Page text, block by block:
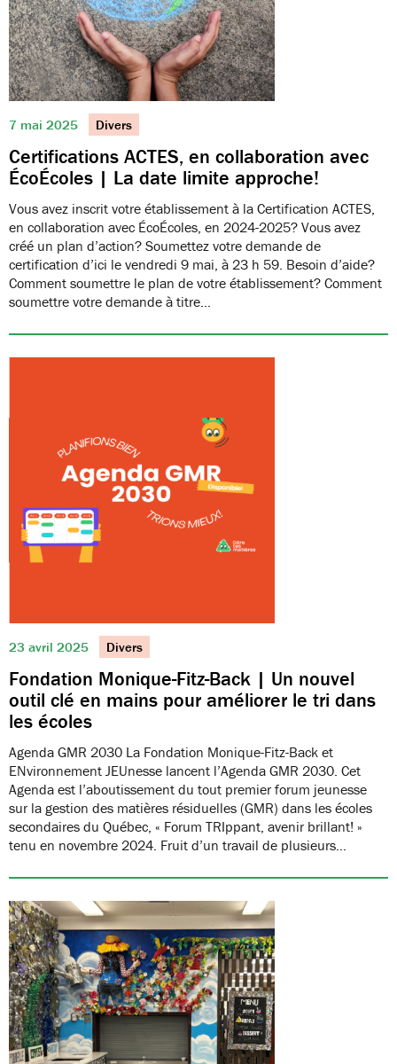
7 mai 2025 Divers
Certifications ACTES, en collaboration avec
ÉcoÉcoles | La date limite approche!
Vous avez inscrit votre établissement à la Certification ACTES,
en collaboration avec ÉcoÉcoles, en 2024-2025? Vous avez
créé un plan d’action? Soumettez votre demande de
certification d’ici le vendredi 9 mai, à 23 h 59. Besoin d’aide?
Comment soumettre le plan de votre établissement? Comment
soumettre votre demande à titre…
23 avril 2025 Divers
Fondation Monique-Fitz-Back | Un nouvel
outil clé en mains pour améliorer le tri dans
les écoles
Agenda GMR 2030 La Fondation Monique-Fitz-Back et
ENvironnement JEUnesse lancent l’Agenda GMR 2030. Cet
Agenda est l’aboutissement du tout premier forum jeunesse
sur la gestion des matières résiduelles (GMR) dans les écoles
secondaires du Québec, « Forum TRIppant, avenir brillant! »
tenu en novembre 2024. Fruit d’un travail de plusieurs…